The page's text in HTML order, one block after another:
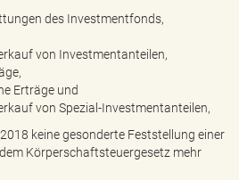
des Investmentfonds,
von Investmentanteilen,
Erträge und
von Spezial-Investmentanteilen,
keine gesonderte Feststellung einer
Körperschaftsteuergesetz mehr